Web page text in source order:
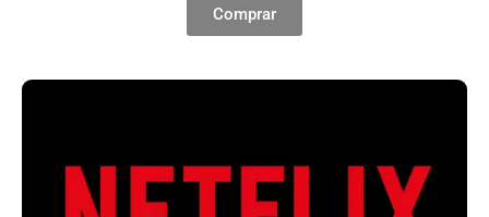
Comprar